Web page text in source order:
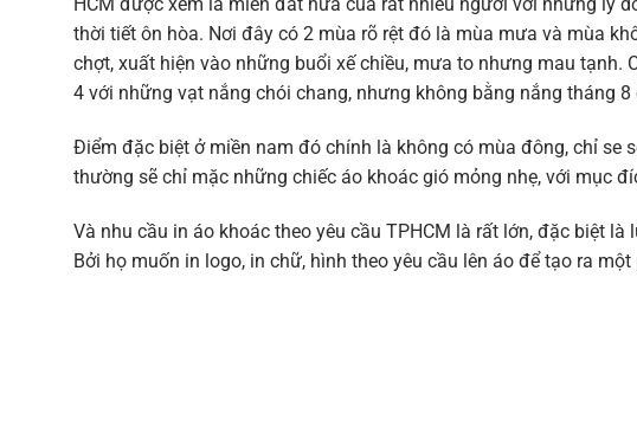
HCM được xem là miền đất hứa của rất nhiều người với những lý
thời tiết ôn hòa. Nơi đây có 2 mùa rõ rệt đó là mùa mưa và mùa
chợt, xuất hiện vào những buổi xế chiều, mưa to nhưng mau
4 với những vạt nắng chói chang, nhưng không bằng nắng tháng 8
Điểm đặc biệt ở miền nam đó chính là không có mùa đông, chỉ se
thường sẽ chỉ mặc những chiếc áo khoác gió mỏng nhẹ, với mục
Và nhu cầu in áo khoác theo yêu cầu TPHCM là rất lớn, đặc biệt
Bởi họ muốn in logo, in chữ, hình theo yêu cầu lên áo để tạo ra